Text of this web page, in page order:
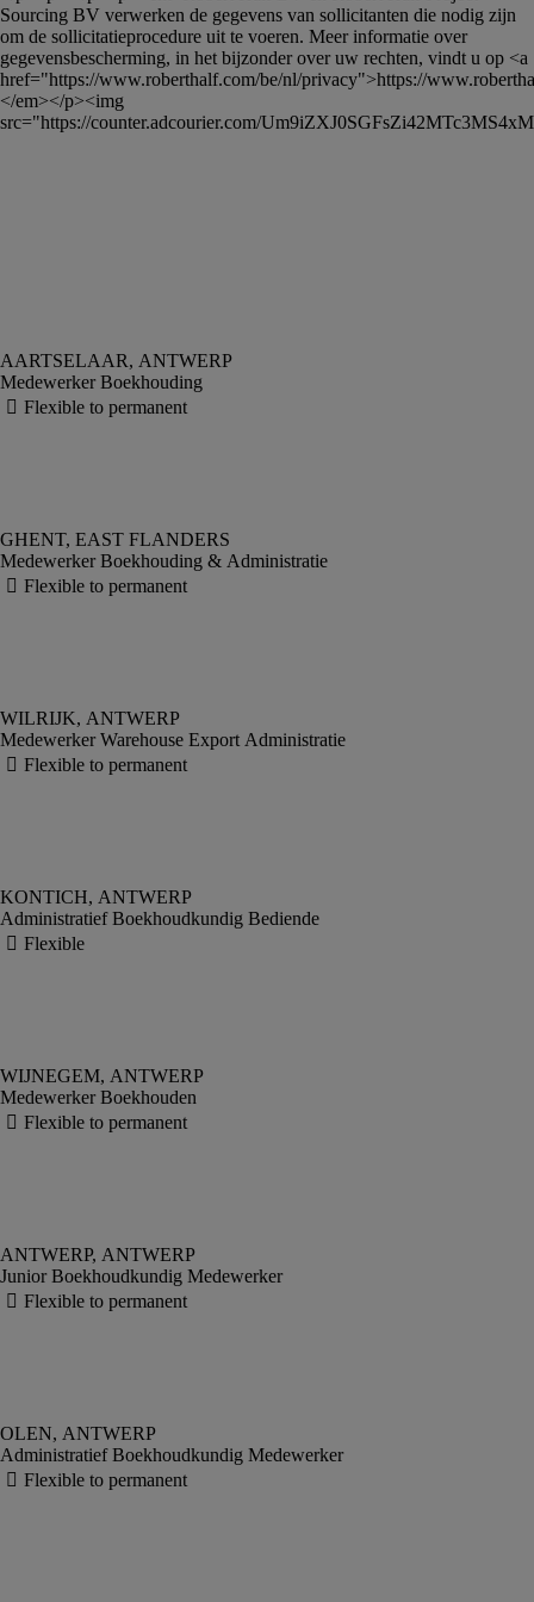
Sourcing BV verwerken de gegevens van sollicitanten die nodig zijn
om de sollicitatieprocedure uit te voeren. Meer informatie over
gegevensbescherming, in het bijzonder over uw rechten, vindt u op <a
href="https://www.roberthalf.com/be/nl/privacy">https://
</em></p><img
src="https://counter.adcourier.com/
Medewerker Boekhouding
Medewerker Boekhouding & Administratie
Medewerker Warehouse Export Administratie
Administratief Boekhoudkundig Bediende
Medewerker Boekhouden
Junior Boekhoudkundig Medewerker
Administratief Boekhoudkundig Medewerker